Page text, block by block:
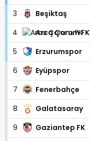
3
Beşiktaş
4
Arca Çorum FK
5
Erzurumspor
6
Eyüpspor
7
Fenerbahçe
8
Galatasaray
9
Gaziantep FK